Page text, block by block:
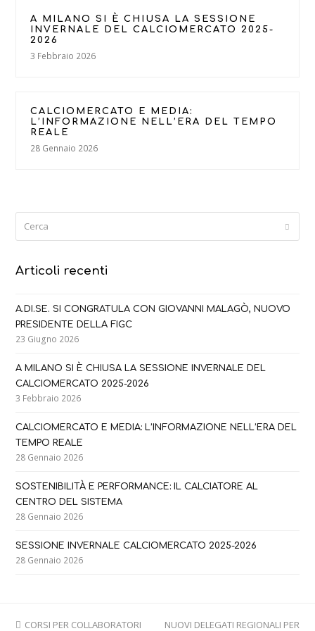
A MILANO SI È CHIUSA LA SESSIONE
INVERNALE DEL CALCIOMERCATO 2025-
2026
3 Febbraio 2026
CALCIOMERCATO E MEDIA:
L’INFORMAZIONE NELL’ERA DEL TEMPO
REALE
28 Gennaio 2026
Submit
Articoli recenti
A.DI.SE. SI CONGRATULA CON GIOVANNI MALAGÒ, NUOVO
PRESIDENTE DELLA FIGC
23 Giugno 2026
A MILANO SI È CHIUSA LA SESSIONE INVERNALE DEL
CALCIOMERCATO 2025-2026
3 Febbraio 2026
CALCIOMERCATO E MEDIA: L’INFORMAZIONE NELL’ERA DEL
TEMPO REALE
28 Gennaio 2026
SOSTENIBILITÀ E PERFORMANCE: IL CALCIATORE AL
CENTRO DEL SISTEMA
28 Gennaio 2026
SESSIONE INVERNALE CALCIOMERCATO 2025-2026
28 Gennaio 2026
previous
CORSI PER COLLABORATORI next
NUOVI DELEGATI REGIONALI PER